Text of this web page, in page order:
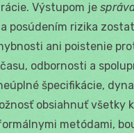
Výstupom je
posúdením rizika
ani poistenie
odbornosti a
špecifikácie,
obsiahnuť všetky
metódami,